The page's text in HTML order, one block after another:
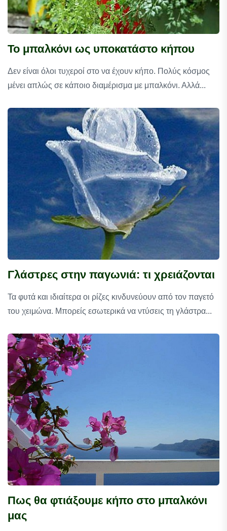
Το μπαλκόνι ως υποκατάστο κήπου
Δεν είναι όλοι τυχεροί στο να έχουν κήπο. Πολύς κόσμος
μένει απλώς σε κάποιο διαμέρισμα με μπαλκόνι. Αλλά...
Γλάστρες στην παγωνιά: τι χρειάζονται
Τα φυτά και ιδιαίτερα οι ρίζες κινδυνεύουν από τον παγετό
του χειμώνα. Μπορείς εσωτερικά να ντύσεις τη γλάστρα...
Πως θα φτιάξουμε κήπο στο μπαλκόνι
μας